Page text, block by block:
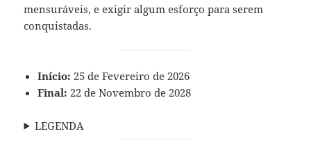
mensuráveis, e exigir algum esforço para serem
conquistadas.
Início: 25 de Fevereiro de 2026
Final: 22 de Novembro de 2028
LEGENDA